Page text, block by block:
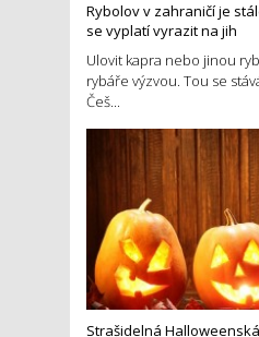
Rybolov v zahraničí je
se vyplatí vyrazit na jih
Ulovit kapra nebo jinou
rybáře výzvou. Tou se
Češ...
Strašidelná